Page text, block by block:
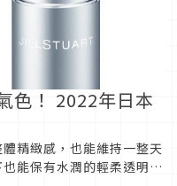
色！ 2022年日本
精緻感，也能維持一整天
能保有水潤的輕柔透明